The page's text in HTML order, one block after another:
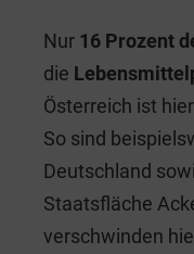
Nur 16 Prozent
die
Österreich ist
So sind
Deutschland
Staatsfläche
verschwinden